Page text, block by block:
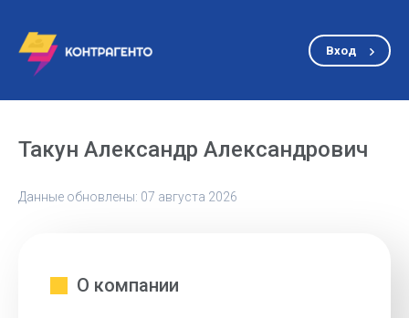
Вход
Такун Александр Александрович
Данные обновлены: 07 августа 2026
О компании